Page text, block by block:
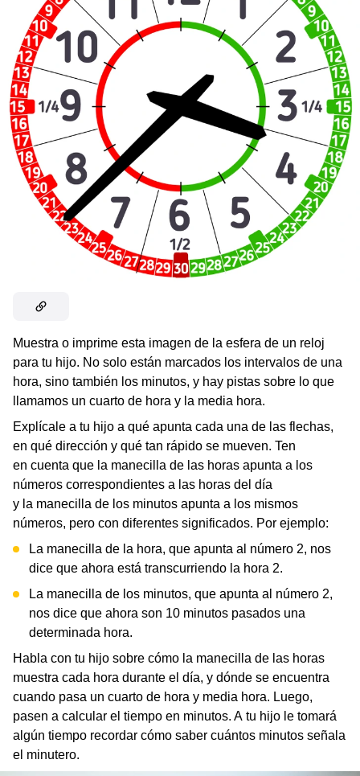
Muestra o imprime esta imagen de la esfera de un reloj
para tu hijo. No solo están marcados los intervalos de una
hora, sino también los minutos, y hay pistas sobre lo que
llamamos un cuarto de hora y la media hora.
Explícale a tu hijo a qué apunta cada una de las flechas,
en qué dirección y qué tan rápido se mueven. Ten
en cuenta que la manecilla de las horas apunta a los
números correspondientes a las horas del día
y la manecilla de los minutos apunta a los mismos
números, pero con diferentes significados. Por ejemplo:
La manecilla de la hora, que apunta al número 2, nos
dice que ahora está transcurriendo la hora 2.
La manecilla de los minutos, que apunta al número 2,
nos dice que ahora son 10 minutos pasados una
determinada hora.
Habla con tu hijo sobre cómo la manecilla de las horas
muestra cada hora durante el día, y dónde se encuentra
cuando pasa un cuarto de hora y media hora. Luego,
pasen a calcular el tiempo en minutos. A tu hijo le tomará
algún tiempo recordar cómo saber cuántos minutos señala
el minutero.